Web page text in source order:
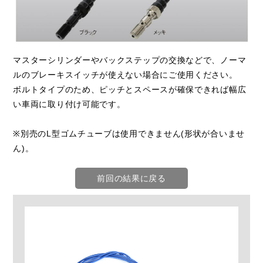
マスターシリンダーやバックステップの交換などで、ノーマ
ルのブレーキスイッチが使えない場合にご使用ください。
ボルトタイプのため、ピッチとスペースが確保できれば幅広
い車両に取り付け可能です。
※別売のL型ゴムチューブは使用できません(形状が合いませ
ん)。
前回の結果に戻る